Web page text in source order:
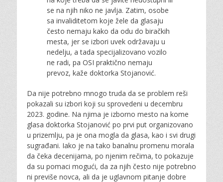
se na njih niko ne javlja. Zatim, osobe
sa invaliditetom koje žele da glasaju
često nemaju kako da odu do biračkih
mesta, jer se izbori uvek održavaju u
nedelju, a tada specijalizovano vozilo
ne radi, pa OSI praktično nemaju
prevoz, kaže doktorka Stojanović.
Da nije potrebno mnogo truda da se problem reši
pokazali su izbori koji su sprovedeni u decembru
2023. godine. Na njima je izborno mesto na kome
glasa doktorka Stojanović po prvi put organizovano
u prizemlju, pa je ona mogla da glasa, kao i svi drugi
sugrađani. Iako je na tako banalnu promenu morala
da čeka decenijama, po njenim rečima, to pokazuje
da su pomaci mogući, da za njih često nije potrebno
ni previše novca, ali da je uglavnom pitanje dobre